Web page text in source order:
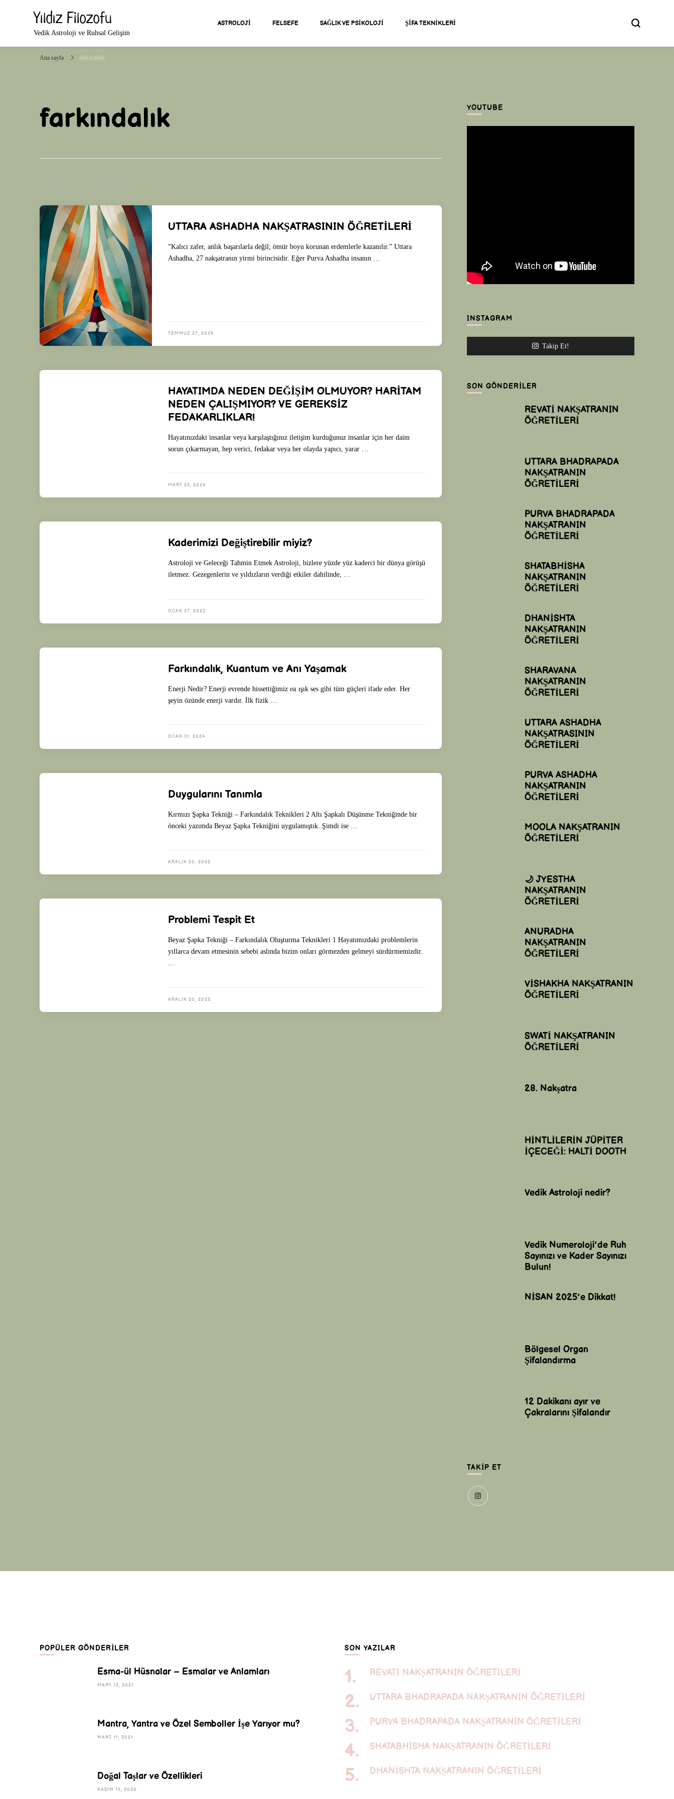
Yıldız Filozofu
Vedik Astroloji ve Ruhsal Gelişim
ASTROLOJI FELSEFE SAĞLIK VE PSIKOLOJI ŞIFA TEKNIKLERI
Ana sayfa farkındalık
farkındalık
Gösteriliyor: 1 - 6 of 6 Sonuçlar
UTTARA ASHADHA NAKŞATRASININ ÖĞRETİLERİ
“Kalıcı zafer, anlık başarılarla değil; ömür boyu korunan erdemlerle kazanılır.” Uttara
Ashadha, 27 nakşatranın yirmi birincisidir. Eğer Purva Ashadha insanın …
TEMMUZ 27, 2026
HAYATIMDA NEDEN DEĞİŞİM OLMUYOR? HARİTAM
NEDEN ÇALIŞMIYOR? VE GEREKSİZ
FEDAKARLIKLAR!
Hayatınızdaki insanlar veya karşılaştığınız iletişim kurduğunuz insanlar için her daim
sorun çıkarmayan, hep verici, fedakar veya her olayda yapıcı, yarar …
MART 25, 2024
Kaderimizi Değiştirebilir miyiz?
Astroloji ve Geleceği Tahmin Etmek Astroloji, bizlere yüzde yüz kaderci bir dünya görüşü
iletmez. Gezegenlerin ve yıldızların verdiği etkiler dahilinde, …
OCAK 27, 2023
Farkındalık, Kuantum ve Anı Yaşamak
Enerji Nedir? Enerji evrende hissettiğimiz ısı ışık ses gibi tüm güçleri ifade eder. Her
şeyin özünde enerji vardır. İlk fizik …
OCAK 31, 2024
Duygularını Tanımla
Kırmızı Şapka Tekniği – Farkındalık Teknikleri 2 Altı Şapkalı Düşünme Tekniğinde bir
önceki yazımda Beyaz Şapka Tekniğini uygulamıştık. Şimdi ise …
ARALIK 20, 2022
Problemi Tespit Et
Beyaz Şapka Tekniği – Farkındalık Oluşturma Teknikleri 1 Hayatımızdaki problemlerin
yıllarca devam etmesinin sebebi aslında bizim onları görmezden gelmeyi sürdürmemizdir.
…
ARALIK 20, 2022
YOUTUBE
INSTAGRAM
Takip Et!
SON GÖNDERILER
REVATİ NAKŞATRANIN
ÖĞRETİLERİ
UTTARA BHADRAPADA
NAKŞATRANIN
ÖĞRETİLERİ
PURVA BHADRAPADA
NAKŞATRANIN
ÖĞRETİLERİ
SHATABHİSHA
NAKŞATRANIN
ÖĞRETİLERİ
DHANİSHTA
NAKŞATRANIN
ÖĞRETİLERİ
SHARAVANA
NAKŞATRANIN
ÖĞRETİLERİ
UTTARA ASHADHA
NAKŞATRASININ
ÖĞRETİLERİ
PURVA ASHADHA
NAKŞATRANIN
ÖĞRETİLERİ
MOOLA NAKŞATRANIN
ÖĞRETİLERİ
🌙 JYESTHA
NAKŞATRANIN
ÖĞRETİLERİ
ANURADHA
NAKŞATRANIN
ÖĞRETİLERİ
VİSHAKHA NAKŞATRANIN
ÖĞRETİLERİ
SWATİ NAKŞATRANIN
ÖĞRETİLERİ
28. Nakşatra
HİNTLİLERİN JÜPİTER
İÇECEĞİ: HALTİ DOOTH
Vedik Astroloji nedir?
Vedik Numeroloji’de Ruh
Sayınızı ve Kader Sayınızı
Bulun!
NİSAN 2025’e Dikkat!
Bölgesel Organ
Şifalandırma
12 Dakikanı ayır ve
Çakralarını Şifalandır
TAKIP ET
POPÜLER GÖNDERILER
Esma-ül Hüsnalar – Esmalar ve Anlamları
MART 12, 2021
Mantra, Yantra ve Özel Semboller İşe Yarıyor mu?
MART 11, 2021
Doğal Taşlar ve Özellikleri
KASIM 15, 2020
SON YAZILAR
REVATİ NAKŞATRANIN ÖĞRETİLERİ
UTTARA BHADRAPADA NAKŞATRANIN ÖĞRETİLERİ
PURVA BHADRAPADA NAKŞATRANIN ÖĞRETİLERİ
SHATABHİSHA NAKŞATRANIN ÖĞRETİLERİ
DHANİSHTA NAKŞATRANIN ÖĞRETİLERİ